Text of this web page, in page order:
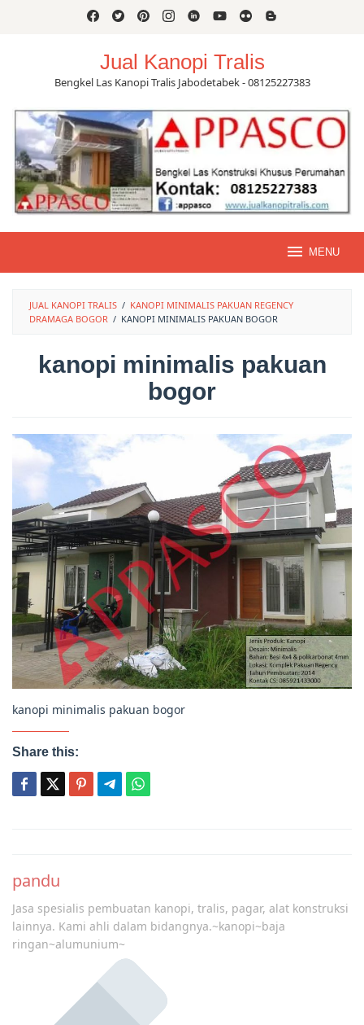
Jual Kanopi Tralis
Bengkel Las Kanopi Tralis Jabodetabek - 08125227383
MENU
JUAL KANOPI TRALIS / KANOPI MINIMALIS PAKUAN REGENCY
DRAMAGA BOGOR / KANOPI MINIMALIS PAKUAN BOGOR
kanopi minimalis pakuan
bogor
kanopi minimalis pakuan bogor
Share this:
navigation
pandu
Jasa spesialis pembuatan kanopi, tralis, pagar, alat konstruksi
lainnya. Kami ahli dalam bidangnya.~kanopi~baja
ringan~alumunium~